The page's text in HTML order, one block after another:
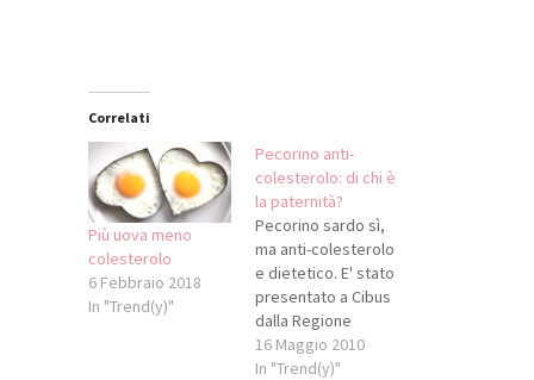
Correlati
Più uova meno
colesterolo
6 Febbraio 2018
In "Trend(y)"
Pecorino anti-
colesterolo: di chi è
la paternità?
Pecorino sardo sì,
ma anti-colesterolo
e dietetico. E' stato
presentato a Cibus
dalla Regione
Sardegna il
formaggio che
16 Maggio 2010
In "Trend(y)"